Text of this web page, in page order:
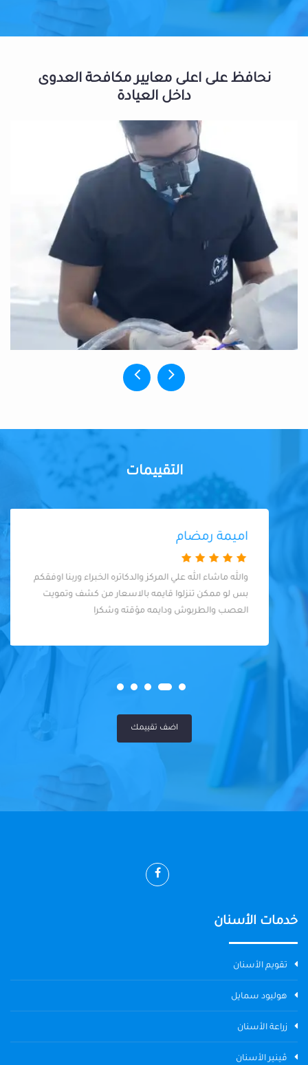
نحافظ على اعلى معايير مكافحة العدوى
داخل العيادة
التقييمات
اميمة رمضام
والله ماشاء الله علي المركز والدكاتره الخبراء وربنا اوفقكم
بس لو ممكن تنزلوا قايمه بالاسعار من كشف وتمويت
العصب والطربوش ودايمه مؤقته وشكرا
اضف تقييمك
خدمات الأسنان
تقويم الأسنان
هوليود سمايل
زراعة الأسنان
ڤينير الأسنان